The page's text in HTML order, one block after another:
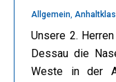
Allgemein,
Unsere 2.
Dessau die
Weste in der